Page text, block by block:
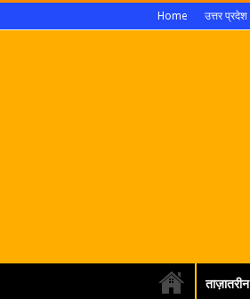
Home उत्तर प्रदेश
ताज़ातरीन